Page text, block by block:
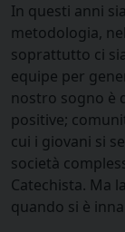
In questi anni
metodologia,
soprattutto ci
equipe per
nostro sogno è
positive;
cui i giovani si
società
Catechista. Ma
quando si è